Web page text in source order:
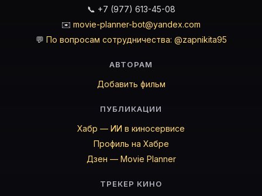
📞 +7 (977) 613-45-08
✉️ movie-planner-bot@yandex.com
💬 По вопросам сотрудничества: @zapnikita95
АВТОРАМ
Добавить фильм
ПУБЛИКАЦИИ
Хабр — ИИ в киносервисе
Профиль на Хабре
Дзен — Movie Planner
ТРЕКЕР КИНО